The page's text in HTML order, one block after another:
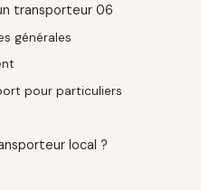
transporteur 06
générales
pour particuliers
local ?